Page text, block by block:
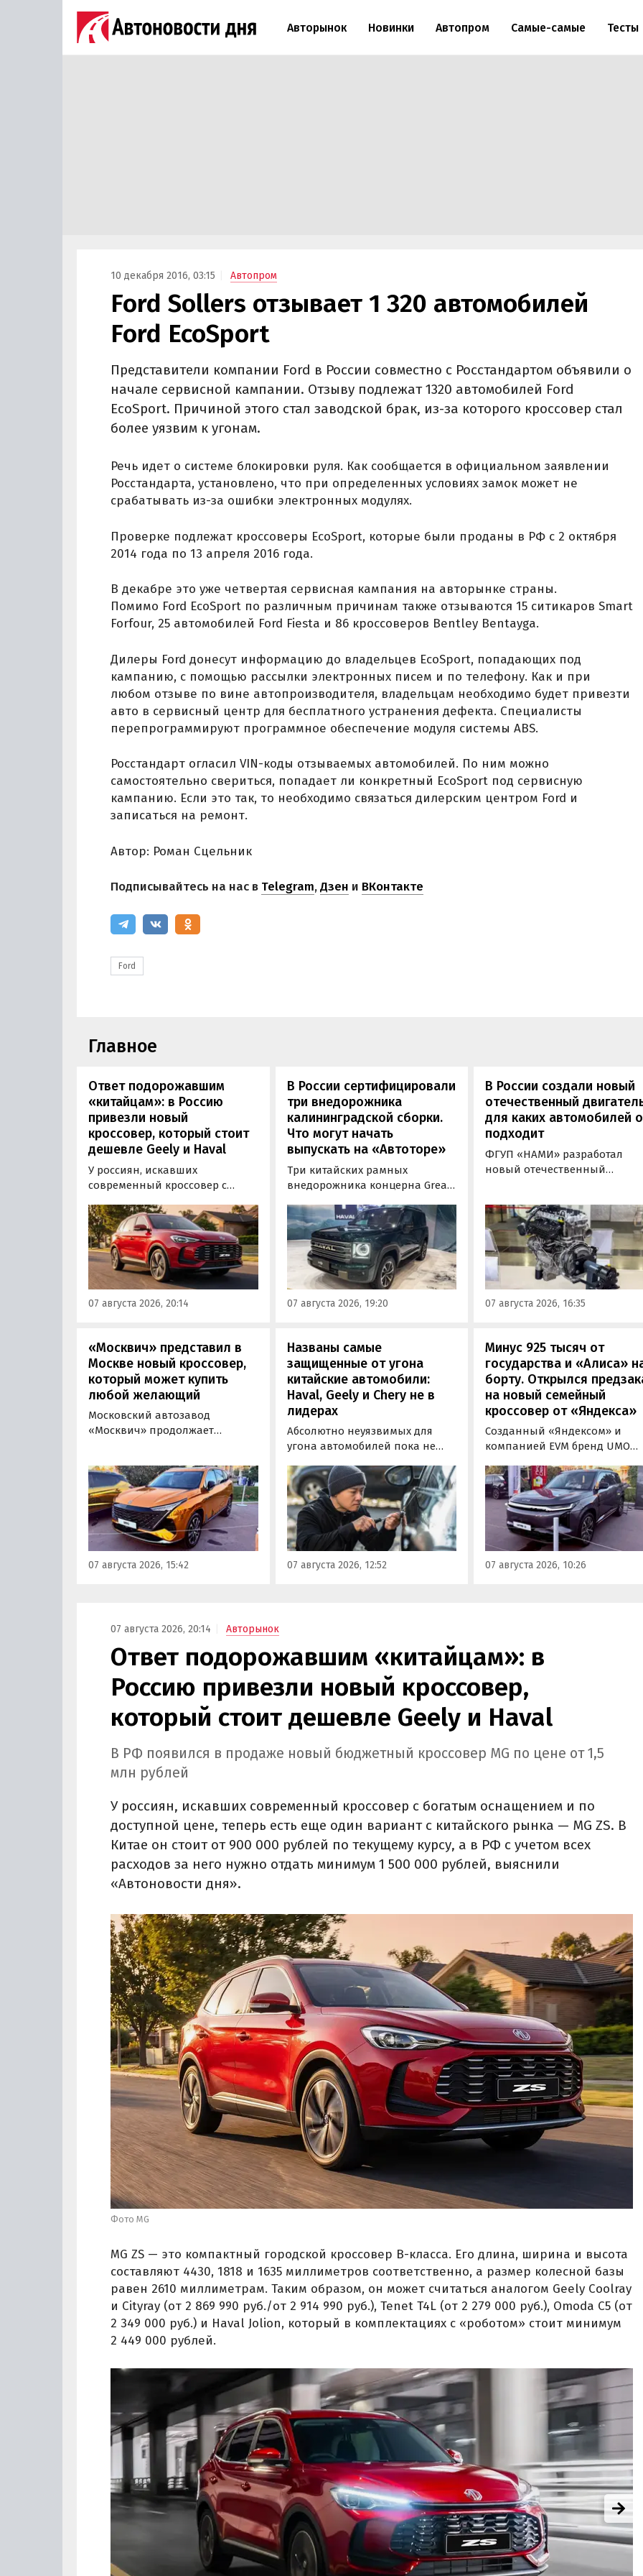
Авторынок Новинки Автопром Самые-самые Тесты
10 декабря 2016, 03:15 Автопром
Ford Sollers отзывает 1 320 автомобилей
Ford EcoSport
Представители компании Ford в России совместно с Росстандартом объявили о
начале сервисной кампании. Отзыву подлежат 1320 автомобилей Ford
EcoSport. Причиной этого стал заводской брак, из-за которого кроссовер стал
более уязвим к угонам.
Речь идет о системе блокировки руля. Как сообщается в официальном заявлении
Росстандарта, установлено, что при определенных условиях замок может не
срабатывать из-за ошибки электронных модулях.
Проверке подлежат кроссоверы EcoSport, которые были проданы в РФ с 2 октября
2014 года по 13 апреля 2016 года.
В декабре это уже четвертая сервисная кампания на авторынке страны.
Помимо Ford EcoSport по различным причинам также отзываются 15 ситикаров Smart
Forfour, 25 автомобилей Ford Fiesta и 86 кроссоверов Bentley Bentayga.
Дилеры Ford донесут информацию до владельцев EcoSport, попадающих под
кампанию, с помощью рассылки электронных писем и по телефону. Как и при
любом отзыве по вине автопроизводителя, владельцам необходимо будет привезти
авто в сервисный центр для бесплатного устранения дефекта. Специалисты
перепрограммируют программное обеспечение модуля системы ABS.
Росстандарт огласил VIN-коды отзываемых автомобилей. По ним можно
самостоятельно свериться, попадает ли конкретный EcoSport под сервисную
кампанию. Если это так, то необходимо связаться дилерским центром Ford и
записаться на ремонт.
Автор: Роман Сцельник
Подписывайтесь на нас в Telegram,Дзен и ВКонтакте
Ford
Главное
Ответ подорожавшим
«китайцам»: в Россию
привезли новый
кроссовер, который стоит
дешевле Geely и Haval
У россиян, искавших
современный кроссовер с
доступной цене, теперь есть
еще один вариант с китайского
рынка — MG ZS. В Китае он
стоит от 900 000 рублей по
текущему курсу, а в РФ с учетом
всех расходов за него нужно
отдать минимум 1 500 000
07 августа 2026, 20:14
В России сертифицировали
три внедорожника
калининградской сборки.
Что могут начать
выпускать на «Автоторе»
Три китайских рамных
внедорожника концерна Great
калининградском заводе
«Автотор». Речь о Haval H9,
Tank 400 и Tank 500, которые
успешно прошли
сертификацию и получили
Одобрения типа
транспортного средства (ОТТС).
07 августа 2026, 19:20
В России создали новый
отечественный
для каких автомобилей
подходит
ФГУП «НАМИ» разработал
новый отечественный
получивший индекс 414320.
Корреспонденту
«Автоновостей дня» удалось
лично ознакомиться с
новинкой на выставке
«Иннопром» в
07 августа 2026, 16:35
«Москвич» представил в
Москве новый кроссовер,
который может купить
любой желающий
Московский автозавод
«Москвич» продолжает
которые сейчас растет. На днях
на автомобильном фестивале
«ПроДвижение» на ВДНХ в
Москве в числе прочих
моделей «Москвича» был
представлен семиместный
кроссовер М90.
07 августа 2026, 15:42
Названы самые
защищенные от угона
китайские автомобили:
Haval, Geely и Chery не в
лидерах
Абсолютно неуязвимых для
угона автомобилей пока не
могут доставить
злоумышленникам больше
всего сложностей. Из китайских
машин таковыми сегодня
являются модели Li и BYD,
сообщил в эфире радио РБК
учредитель федерального
07 августа 2026, 12:52
Минус 925 тысяч от
государства и «Алиса»
борту. Открылся
на новый семейный
кроссовер от «Яндекса»
Созданный «Яндексом» и
компанией EVM бренд UMO
на свою вторую модель
- полноразмерный
кроссовер UMO 8 с полным
приводом. Его уже можно
заказать в двух версиях: Max
5 915 000 рублей и Ultra за 6
000 рублей без учета
07 августа 2026, 10:26
07 августа 2026, 20:14 Авторынок
Ответ подорожавшим «китайцам»: в
Россию привезли новый кроссовер,
который стоит дешевле Geely и Haval
В РФ появился в продаже новый бюджетный кроссовер MG по цене от 1,5
млн рублей
У россиян, искавших современный кроссовер с богатым оснащением и по
доступной цене, теперь есть еще один вариант с китайского рынка — MG ZS. В
Китае он стоит от 900 000 рублей по текущему курсу, а в РФ с учетом всех
расходов за него нужно отдать минимум 1 500 000 рублей, выяснили
«Автоновости дня».
Фото MG
MG ZS — это компактный городской кроссовер B-класса. Его длина, ширина и высота
составляют 4430, 1818 и 1635 миллиметров соответственно, а размер колесной базы
равен 2610 миллиметрам. Таким образом, он может считаться аналогом Geely Coolray
и Cityray (от 2 869 990 руб./от 2 914 990 руб.), Tenet T4L (от 2 279 000 руб.), Omoda C5 (от
2 349 000 руб.) и Haval Jolion, который в комплектациях с «роботом» стоит минимум
2 449 000 рублей.